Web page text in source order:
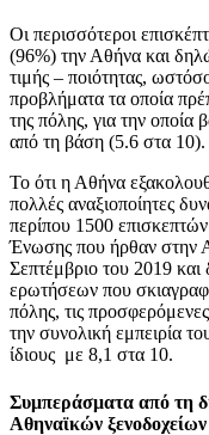
Οι περισσότεροι
(96%) την Αθήνα και
τιμής – ποιότητας,
προβλήματα τα οποία
της πόλης, για την οποία
από τη βάση (5.6 στα 10).
Το ότι η Αθήνα
πολλές αναξιοποίητες
περίπου 1500
Ένωσης που ήρθαν στην
Σεπτέμβριο του 2019
ερωτήσεων που
πόλης, τις
την συνολική εμπειρία
ίδιους με 8,1 στα 10.
Συμπεράσματα από τη
Αθηναϊκών ξενοδοχείων